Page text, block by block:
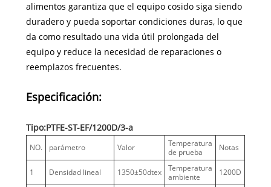
alimentos garantiza que el equipo cosido siga siendo
duradero y pueda soportar condiciones duras, lo que
da como resultado una vida útil prolongada del
equipo y reduce la necesidad de reparaciones o
reemplazos frecuentes.
Especificación:
Tipo:PTFE-ST-EF/1200D/3-a
NO. parámetro Valor
Temperatura
de prueba
Notas
1 Densidad lineal 1350±50dtex
Temperatura
ambiente
1200D